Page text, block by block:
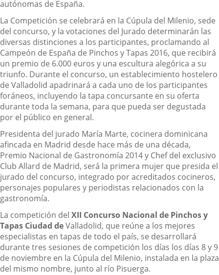
autónomas de España.
La Competición se celebrará en la Cúpula del Milenio, sede
del concurso, y la votaciones del Jurado determinarán las
diversas distinciones a los participantes, proclamando al
Campeón de España de Pinchos y Tapas 2016, que recibirá
un premio de 6.000 euros y una escultura alegórica a su
triunfo. Durante el concurso, un establecimiento hostelero
de Valladolid apadrinará a cada uno de los participantes
foráneos, incluyendo la tapa concursante en su oferta
durante toda la semana, para que pueda ser degustada
por el público en general.
Presidenta del jurado María Marte, cocinera dominicana
afincada en Madrid desde hace más de una década,
Premio Nacional de Gastronomía 2014 y Chef del exclusivo
Club Allard de Madrid, será la primera mujer que presida el
jurado del concurso, integrado por acreditados cocineros,
personajes populares y periodistas relacionados con la
gastronomía.
La competición del XII Concurso Nacional de Pinchos y
Tapas Ciudad deValladolid, que reúne a los mejores
especialistas en tapas de todo el país, se desarrollará
durante tres sesiones de competición los días los días 8 y 9
de noviembre en la Cúpula del Milenio, instalada en la plaza
del mismo nombre, junto al río Pisuerga.